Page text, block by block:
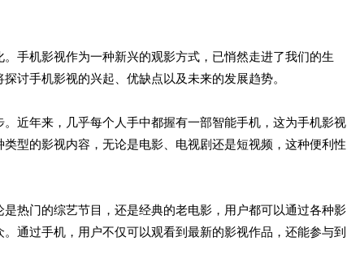
手机影视作为一种新兴的观影方式，已悄然走进了我们的生
讨手机影视的兴起、优缺点以及未来的发展趋势。
近年来，几乎每个人手中都握有一部智能手机，这为手机影视
型的影视内容，无论是电影、电视剧还是短视频，这种便利性
热门的综艺节目，还是经典的老电影，用户都可以通过各种影
通过手机，用户不仅可以观看到最新的影视作品，还能参与到